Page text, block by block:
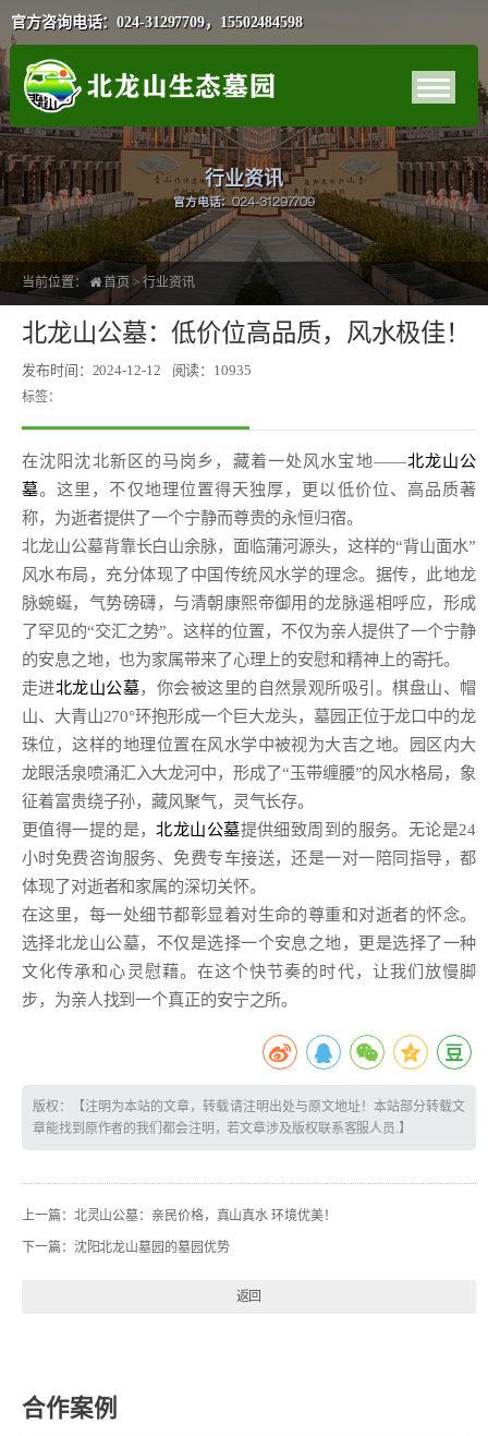
官方咨询电话：024-31297709，15502484598
行业资讯
官方电话：024-31297709
当前位置： 首页 >行业资讯
北龙山公墓：低价位高品质，风水极佳！
发布时间：2024-12-12 阅读：10935
标签：
在沈阳沈北新区的马岗乡，藏着一处风水宝地——北龙山公
墓。这里，不仅地理位置得天独厚，更以低价位、高品质著
称，为逝者提供了一个宁静而尊贵的永恒归宿。
北龙山公墓背靠长白山余脉，面临蒲河源头，这样的“背山面水”
风水布局，充分体现了中国传统风水学的理念。据传，此地龙
脉蜿蜒，气势磅礴，与清朝康熙帝御用的龙脉遥相呼应，形成
了罕见的“交汇之势”。这样的位置，不仅为亲人提供了一个宁静
的安息之地，也为家属带来了心理上的安慰和精神上的寄托。
走进北龙山公墓，你会被这里的自然景观所吸引。棋盘山、帽
山、大青山270°环抱形成一个巨大龙头，墓园正位于龙口中的龙
珠位，这样的地理位置在风水学中被视为大吉之地。园区内大
龙眼活泉喷涌汇入大龙河中，形成了“玉带缠腰”的风水格局，象
征着富贵绕子孙，藏风聚气，灵气长存。
更值得一提的是，北龙山公墓提供细致周到的服务。无论是24
小时免费咨询服务、免费专车接送，还是一对一陪同指导，都
体现了对逝者和家属的深切关怀。
在这里，每一处细节都彰显着对生命的尊重和对逝者的怀念。
选择北龙山公墓，不仅是选择一个安息之地，更是选择了一种
文化传承和心灵慰藉。在这个快节奏的时代，让我们放慢脚
步，为亲人找到一个真正的安宁之所。
版权：【注明为本站的文章，转载请注明出处与原文地址！本站部分转载文
章能找到原作者的我们都会注明，若文章涉及版权联系客服人员.】
上一篇： 北灵山公墓：亲民价格，真山真水 环境优美！
下一篇： 沈阳北龙山墓园的墓园优势
返回
合作案例